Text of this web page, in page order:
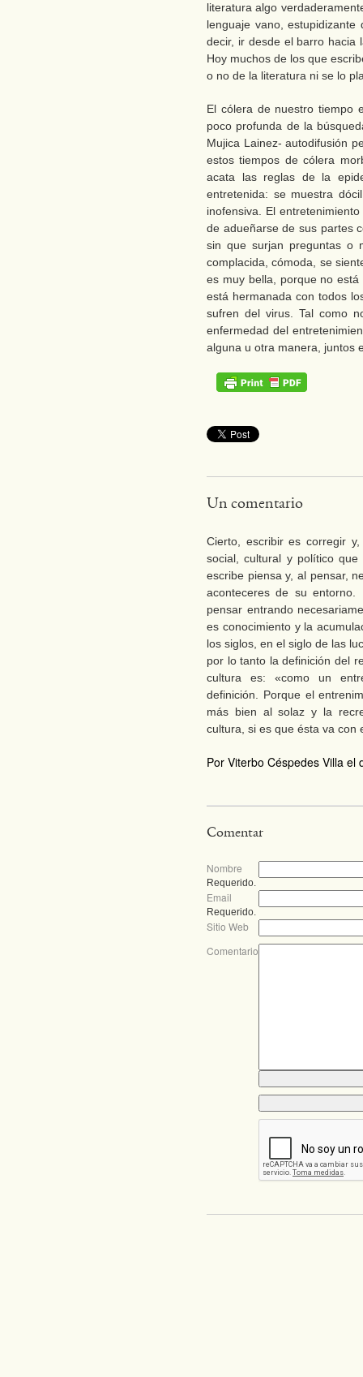
literatura algo
lenguaje vano,
decir, ir desde el barro hacia
Hoy muchos de los que
o no de la literatura ni se lo
El cólera de nuestro tiempo
poco profunda de la
Mujica Lainez- autodifusión
estos tiempos de cólera
acata las reglas de la
entretenida: se muestra
inofensiva. El
de adueñarse de sus partes
sin que surjan preguntas o
complacida, cómoda, se
es muy bella, porque no
está hermanada con todos
sufren del virus. Tal como
enfermedad del
alguna u otra manera, juntos
Un comentario
Cierto, escribir es corregir
social, cultural y político
escribe piensa y, al pensar,
aconteceres de su
pensar entrando
es conocimiento y la
los siglos, en el siglo de las
por lo tanto la definición del
cultura es: «como un
definición. Porque el
más bien al solaz y la
cultura, si es que ésta va con
Por Viterbo Céspedes Villa
Comentar
Nombre
Requerido.
Email
Requerido.
Sitio Web
Comentario